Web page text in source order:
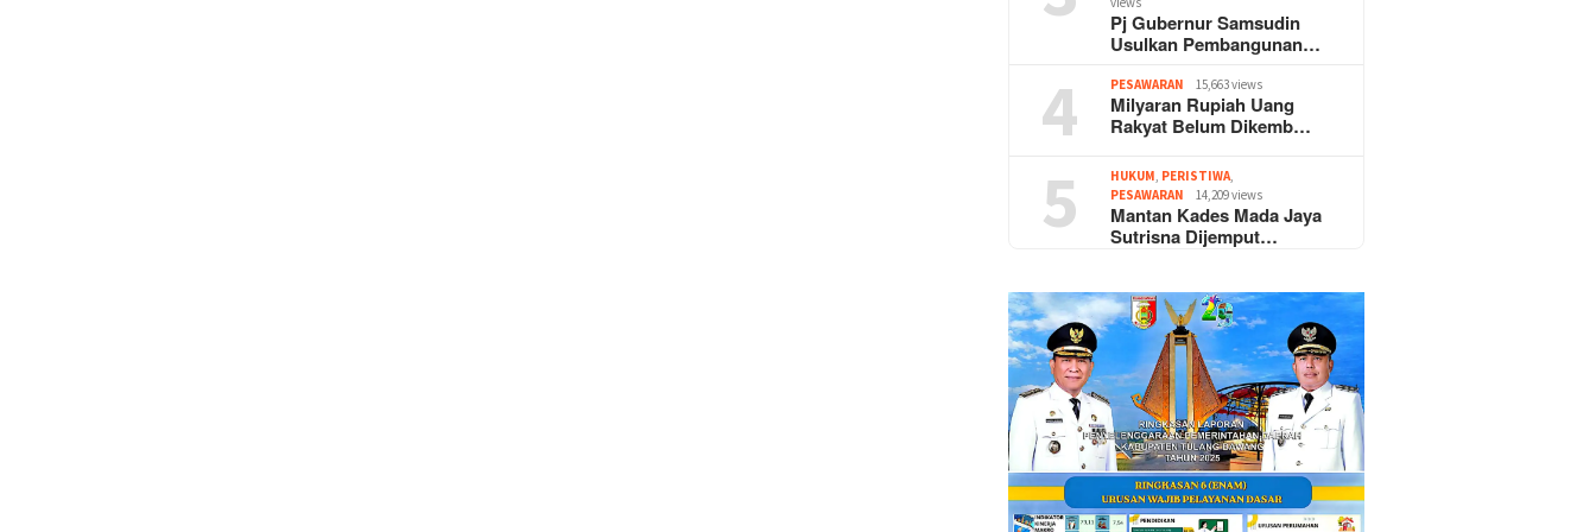
Pj Gubernur Samsudin
Usulkan Pembangunan…
4 PESAWARAN 15,663 views
Milyaran Rupiah Uang
Rakyat Belum Dikemb…
5 HUKUM PERISTIWA
PESAWARAN
14,209 views
Mantan Kades Mada Jaya
Sutrisna Dijemput…